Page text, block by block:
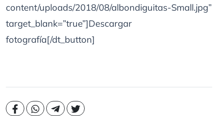
content/uploads/2018/08/albondiguitas-Small.jpg”
target_blank=”true”]Descargar
fotografía[/dt_button]